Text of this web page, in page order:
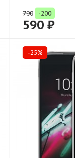
790 -200
590 ₽
-25%